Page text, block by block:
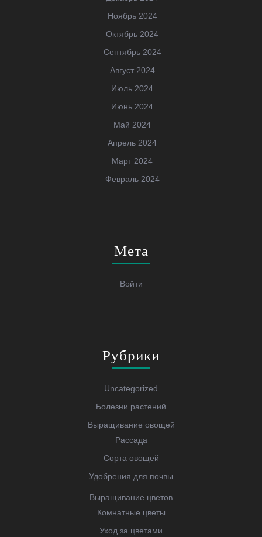
Ноябрь 2024
Октябрь 2024
Сентябрь 2024
Август 2024
Июль 2024
Июнь 2024
Май 2024
Апрель 2024
Март 2024
Февраль 2024
Мета
Войти
Рубрики
Uncategorized
Болезни растений
Выращивание овощей
Рассада
Сорта овощей
Удобрения для почвы
Выращивание цветов
Комнатные цветы
Уход за цветами